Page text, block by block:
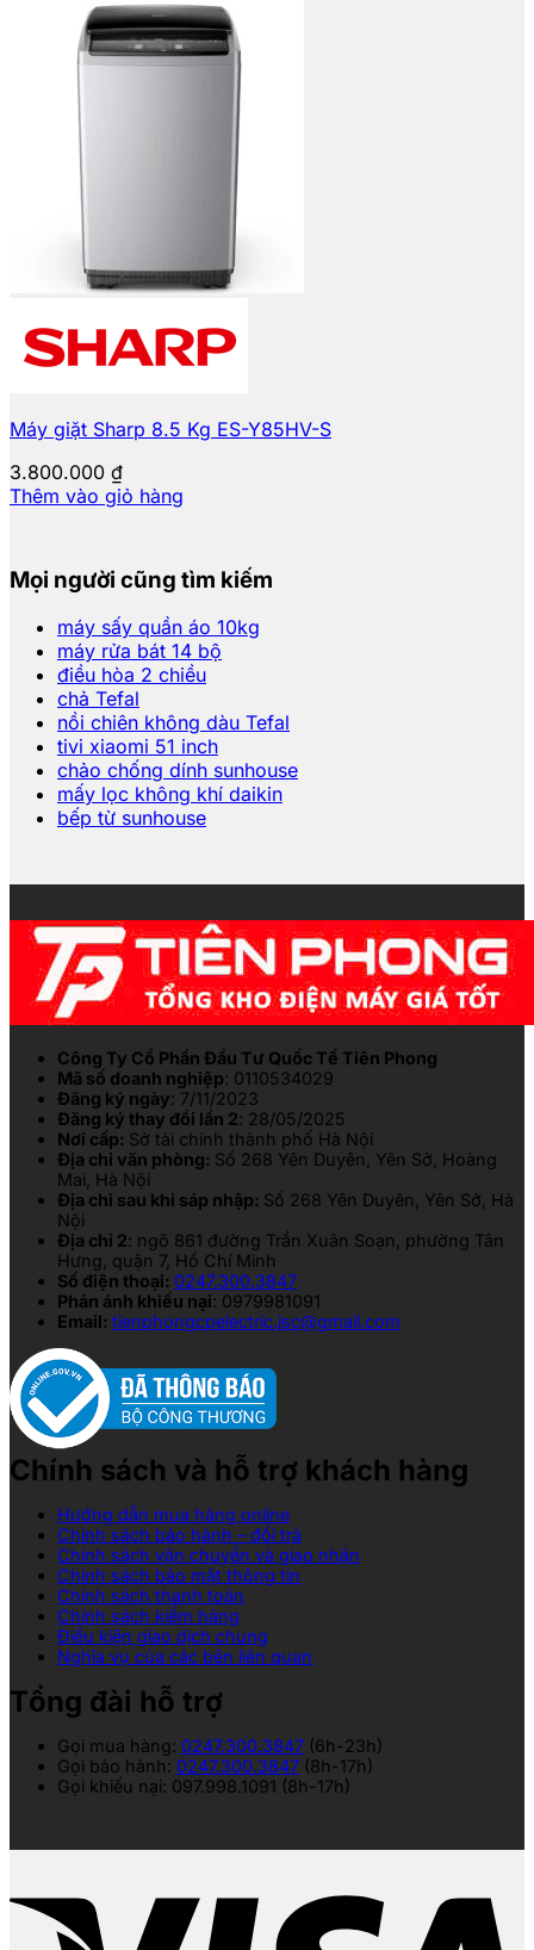
Máy giặt Sharp 8.5 Kg ES-Y85HV-S
3.800.000 ₫
Thêm vào giỏ hàng
Mọi người cũng tìm kiếm
máy sấy quần áo 10kg
máy rửa bát 14 bộ
điều hòa 2 chiều
chả Tefal
nồi chiên không dàu Tefal
tivi xiaomi 51 inch
chảo chống dính sunhouse
mấy lọc không khí daikin
bếp từ sunhouse
Công Ty Cổ Phần Đầu Tư Quốc Tế Tiên Phong
Mã số doanh nghiệp: 0110534029
Đăng ký ngày: 7/11/2023
Đăng ký thay đổi lần 2: 28/05/2025
Nơi cấp: Sở tài chính thành phố Hà Nội
Địa chỉ văn phòng: Số 268 Yên Duyên, Yên Sở, Hoàng
Mai, Hà Nội
Địa chỉ sau khi sáp nhập: Số 268 Yên Duyên, Yên Sở, Hà
Nội
Địa chỉ 2: ngõ 861 đường Trần Xuân Soạn, phường Tân
Hưng, quận 7, Hồ Chí Minh
Số điện thoại: 0247.300.3847
Phản ánh khiếu nại: 0979981091
Email: tienphongcpelectric.jsc@gmail.com
Chính sách và hỗ trợ khách hàng
Hướng dẫn mua hàng online
Chính sách bảo hành – đổi trả
Chính sách vận chuyển và giao nhận
Chính sách bảo mật thông tin
Chính sách thanh toán
Chính sách kiểm hàng
Điều kiện giao dịch chung
Nghĩa vụ của các bên liên quan
Tổng đài hỗ trợ
Gọi mua hàng: 0247.300.3847 (6h-23h)
Gọi bảo hành: 0247.300.3847 (8h-17h)
Gọi khiếu nại: 097.998.1091 (8h-17h)